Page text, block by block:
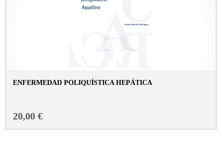
ENFERMEDAD POLIQUÍSTICA HEPÁTICA
20,00 €